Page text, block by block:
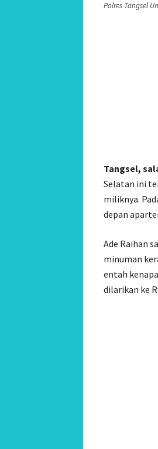
Polres Tangsel
Tangsel,
Selatan ini
miliknya.
depan
Ade Raihan
minuman
entah
dilarikan ke